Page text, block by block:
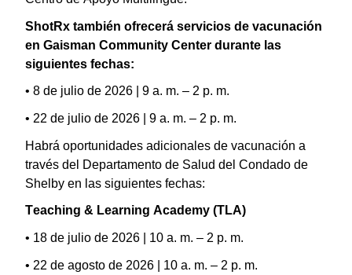
ShotRx también ofrecerá servicios de vacunación
en Gaisman Community Center durante las
siguientes fechas:
• 8 de julio de 2026 | 9 a. m. – 2 p. m.
• 22 de julio de 2026 | 9 a. m. – 2 p. m.
Habrá oportunidades adicionales de vacunación a
través del Departamento de Salud del Condado de
Shelby en las siguientes fechas:
Teaching & Learning Academy (TLA)
• 18 de julio de 2026 | 10 a. m. – 2 p. m.
• 22 de agosto de 2026 | 10 a. m. – 2 p. m.